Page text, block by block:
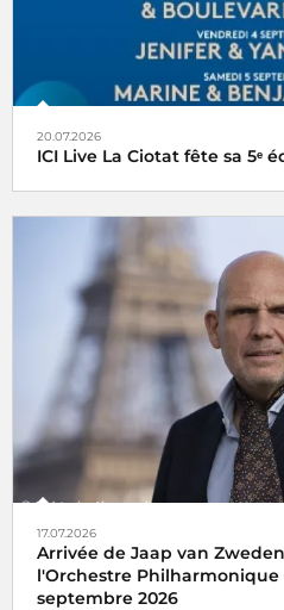
20.07.2026
ICI Live La Ciotat fête sa 5ᵉ
17.07.2026
Arrivée de Jaap van
l'Orchestre Philharmonique
septembre 2026